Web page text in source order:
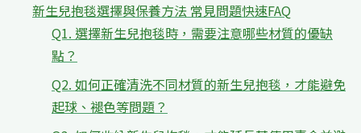
新生兒抱毯選擇與保養方法 常見問題快速FAQ
Q1. 選擇新生兒抱毯時，需要注意哪些材質的優缺
點？
Q2. 如何正確清洗不同材質的新生兒抱毯，才能避免
起球、褪色等問題？